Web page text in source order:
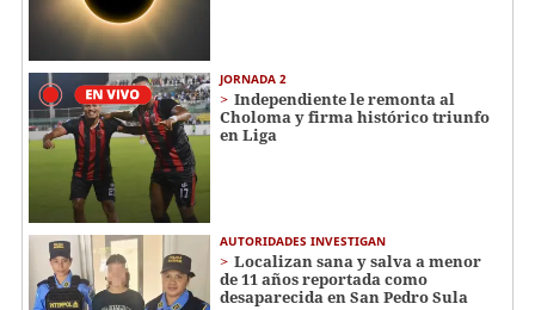
JORNADA 2
Independiente le remonta al
Choloma y firma histórico triunfo
en Liga
AUTORIDADES INVESTIGAN
Localizan sana y salva a menor
de 11 años reportada como
desaparecida en San Pedro Sula